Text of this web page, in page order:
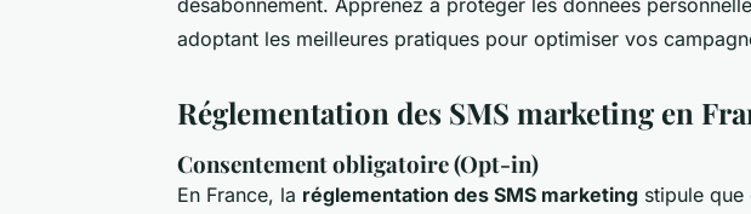
adoptant les meilleures pratiques pour optimiser vos
Réglementation des SMS marketing en
Consentement obligatoire (Opt-in)
En France, la réglementation des SMS marketing stipule